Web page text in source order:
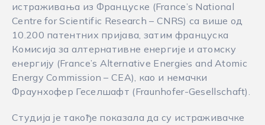
истраживања из Француске (France’s National
Centre for Scientific Research – CNRS) са више од
10.200 патентних пријава, затим француска
Комисија за алтернативне енергије и атомску
енергију (France’s Alternative Energies and Atomic
Energy Commission – CEA), као и немачки
Фраунхофер Геселшафт (Fraunhofer-Gesellschaft).
Студија је такође показала да су истраживачке